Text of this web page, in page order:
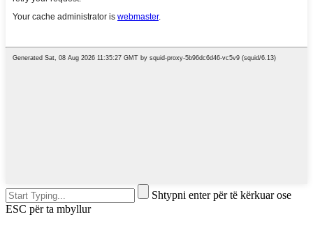
Shtypni enter për të kërkuar ose
ESC për ta mbyllur